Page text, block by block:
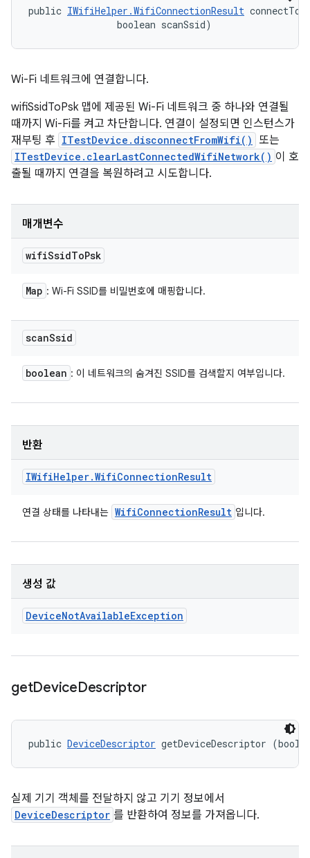
public IWifiHelper.WifiConnectionResult
                boolean scanSsid)
Wi-Fi 네트워크에 연결합니다.
wifiSsidToPsk 맵에 제공된 Wi-Fi 네트워크 중 하나와 연결될
때까지 Wi-Fi를 켜고 차단합니다. 연결이 설정되면 인스턴스가
재부팅 후 ITestDevice.disconnectFromWifi() 또는
ITestDevice.clearLastConnectedWifiNetwork() 이 호
출될 때까지 연결을 복원하려고 시도합니다.
매개변수
wifiSsidToPsk
Map : Wi-Fi SSID를 비밀번호에 매핑합니다.
scanSsid
boolean : 이 네트워크의 숨겨진 SSID를 검색할지 여부입니다.
반환
IWifiHelper.WifiConnectionResult
연결 상태를 나타내는 WifiConnectionResult 입니다.
생성 값
DeviceNotAvailableException
getDeviceDescriptor
public DeviceDescriptor getDeviceDescriptor
실제 기기 객체를 전달하지 않고 기기 정보에서
DeviceDescriptor 를 반환하여 정보를 가져옵니다.